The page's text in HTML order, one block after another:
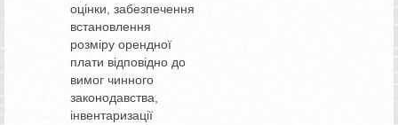
оцінки, забезпечення
встановлення
розміру орендної
плати відповідно до
вимог чинного
законодавства,
інвентаризації